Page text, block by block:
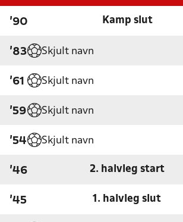
'90 Kamp slut
'83 Skjult navn
'61 Skjult navn
'59 Skjult navn
'54 Skjult navn
'46 2. halvleg start
'45 1. halvleg slut